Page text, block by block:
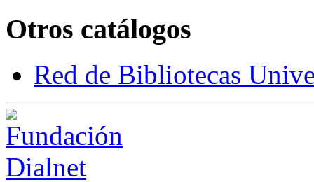
Otros catálogos
Red de Bibliotecas